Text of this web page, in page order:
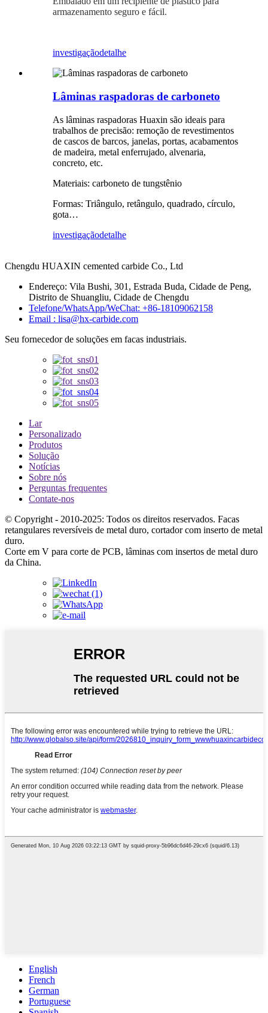
armazenamento seguro e fácil.
investigaçãodetalhe
Lâminas raspadoras de carboneto
As lâminas raspadoras Huaxin são ideais para
trabalhos de precisão: remoção de revestimentos
de cascos de barcos, janelas, portas, acabamentos
de madeira, metal enferrujado, alvenaria,
concreto, etc.
Materiais: carboneto de tungstênio
Formas: Triângulo, retângulo, quadrado, círculo,
gota…
investigaçãodetalhe
Chengdu HUAXIN cemented carbide Co., Ltd
Endereço: Vila Bushi, 301, Estrada Buda, Cidade de Peng,
Distrito de Shuangliu, Cidade de Chengdu
Telefone/WhatsApp/WeChat: +86-18109062158
Email : lisa@hx-carbide.com
Seu fornecedor de soluções em facas industriais.
Lar
Personalizado
Produtos
Solução
Notícias
Sobre nós
Perguntas frequentes
Contate-nos
© Copyright - 2010-2025: Todos os direitos reservados. Facas
retangulares reversíveis de metal duro, cortador com inserto de metal
duro.
Corte em V para corte de PCB, lâminas com insertos de metal duro
da China.
English
French
German
Portuguese